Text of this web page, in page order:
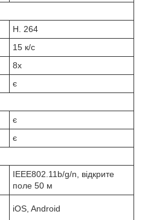
H. 264
15 к/с
8х
є
є
є
IEEE802.11b/g/n, відкрите
поле 50 м
iOS, Android